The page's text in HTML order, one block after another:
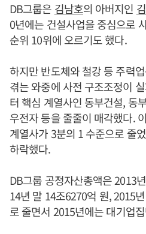
DB그룹은 김남호의 아버지인
0년에는 건설사업을 중심으로
순위 10위에 오르기도 했다.
하지만 반도체와 철강 등 주력
겪는 와중에 사전 구조조정이
터 핵심 계열사인 동부건설, 동
우전자 등을 줄줄이 매각했다.
계열사가 3분의 1 수준으로 줄
하락했다.
DB그룹 공정자산총액은 2013
14년 말 14조6270억 원, 2015
로 줄면서 2015년에는 대기업